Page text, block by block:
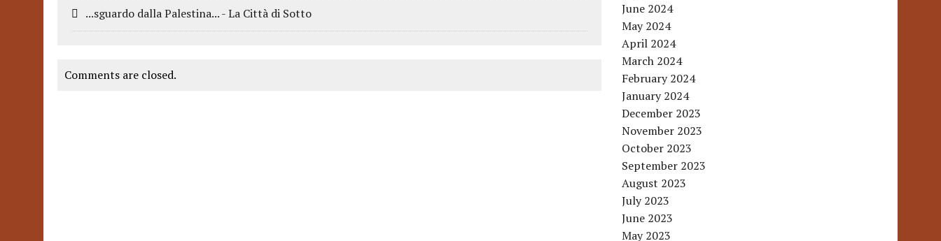
...sguardo dalla Palestina... - La Città di Sotto
Comments are closed.
June 2024
May 2024
April 2024
March 2024
February 2024
January 2024
December 2023
November 2023
October 2023
September 2023
August 2023
July 2023
June 2023
May 2023